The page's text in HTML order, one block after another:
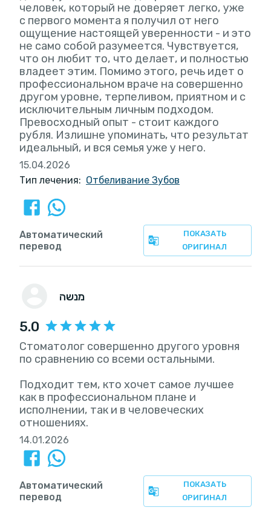
человек, который не доверяет легко, уже
с первого момента я получил от него
ощущение настоящей уверенности - и это
не само собой разумеется. Чувствуется,
что он любит то, что делает, и полностью
владеет этим. Помимо этого, речь идет о
профессиональном враче на совершенно
другом уровне, терпеливом, приятном и с
исключительным личным подходом.
Превосходный опыт - стоит каждого
рубля. Излишне упоминать, что результат
идеальный, и вся семья уже у него.
15.04.2026
Тип лечения: Отбеливание Зубов
ПОКАЗАТЬ
ОРИГИНАЛ
Автоматический
перевод
מנשה
5.0
Стоматолог совершенно другого уровня
по сравнению со всеми остальными.
Подходит тем, кто хочет самое лучшее
как в профессиональном плане и
исполнении, так и в человеческих
отношениях.
14.01.2026
ПОКАЗАТЬ
ОРИГИНАЛ
Автоматический
перевод